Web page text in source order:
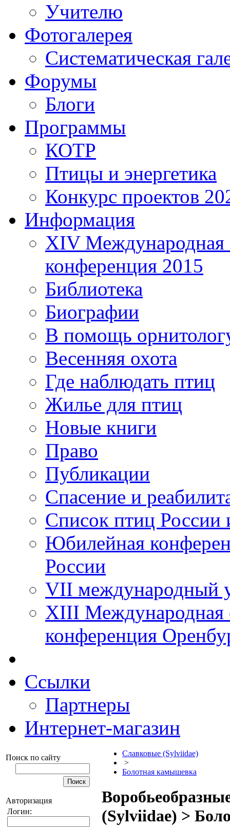
Учителю
Фотогалерея
Систематическая
Форумы
Блоги
Программы
КОТР
Птицы и энергетика
Конкурс проектов
Информация
XIV Международная
конференция 2015
Библиотека
Биографии
В помощь
Весенняя охота
Где наблюдать птиц
Жилье для птиц
Новые книги
Право
Публикации
Спасение и
Список птиц России
Юбилейная
России
VII международный
XIII Международная
конференция
Ссылки
Партнеры
Интернет-магазин
Поиск по сайту
Авторизация
Логин:
Славковые (Sylviidae)
>
Болотная камышевка
(Sylviidae) >